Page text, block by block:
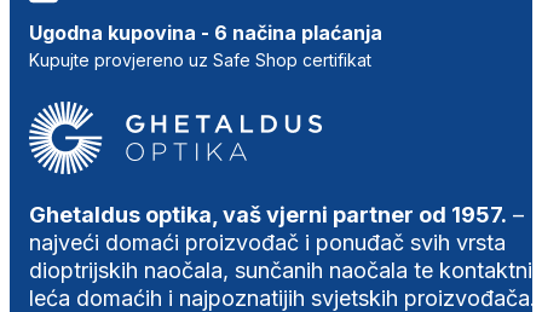
Ugodna kupovina - 6 načina plaćanja
Kupujte provjereno uz Safe Shop certifikat
Ghetaldus optika, vaš vjerni partner od 1957. –
najveći domaći proizvođač i ponuđač svih vrsta
dioptrijskih naočala, sunčanih naočala te
leća domaćih i najpoznatijih svjetskih proizvođača.